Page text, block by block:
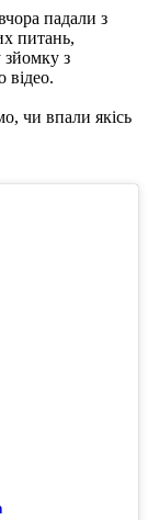
падали з
питань,
зйомку з
відео.
чи впали якісь